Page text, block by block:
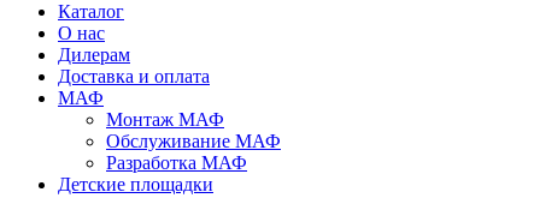
Каталог
О нас
Дилерам
Доставка и оплата
МАФ
Монтаж МАФ
Обслуживание МАФ
Разработка МАФ
Детские площадки